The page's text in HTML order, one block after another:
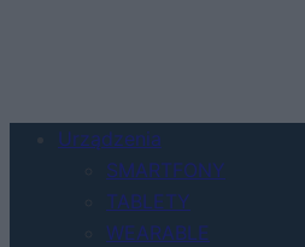
Urządzenia
SMARTFONY
TABLETY
WEARABLE